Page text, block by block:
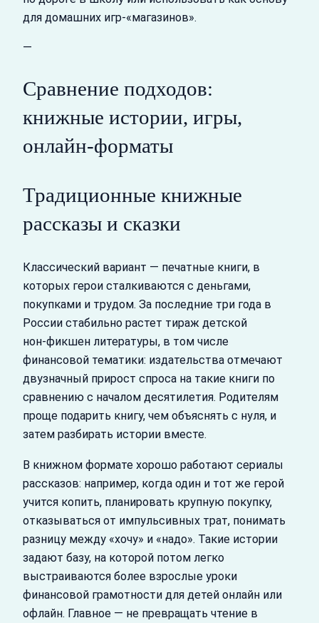
для домашних игр‑«магазинов».
—
Сравнение подходов:
книжные истории, игры,
онлайн-форматы
Традиционные книжные
рассказы и сказки
Классический вариант — печатные книги, в
которых герои сталкиваются с деньгами,
покупками и трудом. За последние три года в
России стабильно растет тираж детской
нон‑фикшен литературы, в том числе
финансовой тематики: издательства отмечают
двузначный прирост спроса на такие книги по
сравнению с началом десятилетия. Родителям
проще подарить книгу, чем объяснять с нуля, и
затем разбирать истории вместе.
В книжном формате хорошо работают сериалы
рассказов: например, когда один и тот же герой
учится копить, планировать крупную покупку,
отказываться от импульсивных трат, понимать
разницу между «хочу» и «надо». Такие истории
задают базу, на которой потом легко
выстраиваются более взрослые уроки
финансовой грамотности для детей онлайн или
офлайн. Главное — не превращать чтение в